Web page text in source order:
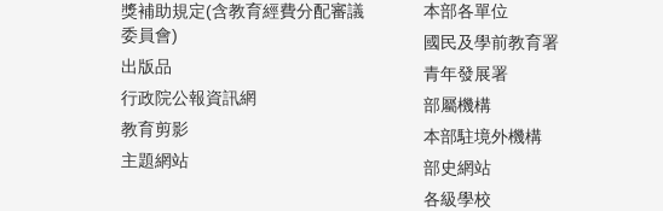
獎補助規定(含教育經費分配審議
委員會)
出版品
行政院公報資訊網
教育剪影
主題網站
本部各單位
國民及學前教育署
青年發展署
部屬機構
本部駐境外機構
部史網站
各級學校